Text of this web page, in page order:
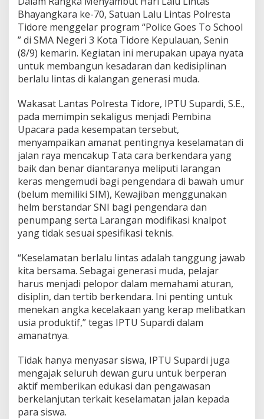
e
j
a
k
D
n
i
P
o
l
r
e
s
t
a
T
i
d
o
r
e
l
a
r
P
c
G
o
e
Bhayangkara ke-70, Satuan Lalu Lintas Polresta
Tidore menggelar program “Police Goes To School
” di SMA Negeri 3 Kota Tidore Kepulauan, Senin
(8/9) kemarin. Kegiatan ini merupakan upaya nyata
untuk membangun kesadaran dan kedisiplinan
berlalu lintas di kalangan generasi muda.
Wakasat Lantas Polresta Tidore, IPTU Supardi, S.E.,
pada memimpin sekaligus menjadi Pembina
Upacara pada kesempatan tersebut,
menyampaikan amanat pentingnya keselamatan di
jalan raya mencakup Tata cara berkendara yang
baik dan benar diantaranya meliputi larangan
keras mengemudi bagi pengendara di bawah umur
(belum memiliki SIM), Kewajiban menggunakan
helm berstandar SNI bagi pengendara dan
penumpang serta Larangan modifikasi knalpot
yang tidak sesuai spesifikasi teknis.
“Keselamatan berlalu lintas adalah tanggung jawab
kita bersama. Sebagai generasi muda, pelajar
harus menjadi pelopor dalam memahami aturan,
disiplin, dan tertib berkendara. Ini penting untuk
menekan angka kecelakaan yang kerap melibatkan
usia produktif,” tegas IPTU Supardi dalam
amanatnya.
Tidak hanya menyasar siswa, IPTU Supardi juga
mengajak seluruh dewan guru untuk berperan
aktif memberikan edukasi dan pengawasan
berkelanjutan terkait keselamatan jalan kepada
para siswa.